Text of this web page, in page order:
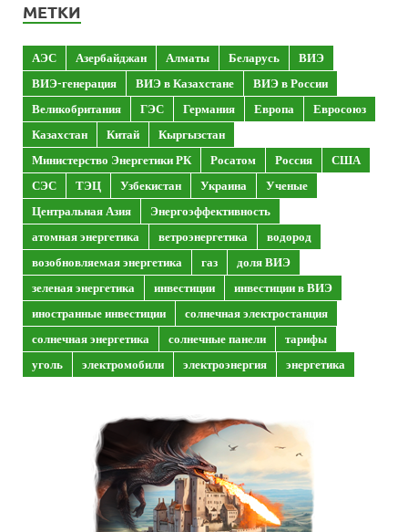
МЕТКИ
АЭС Азербайджан Алматы Беларусь
ВИЭ
ВИЭ-генерация
ВИЭ в Казахстане
ВИЭ в России
Великобритания
ГЭС Германия Европа
Евросоюз
Казахстан
Китай
Кыргызстан
Министерство Энергетики РК
Росатом Россия
США
СЭС
ТЭЦ Узбекистан Украина
Ученые
Центральная Азия
Энергоэффективность
атомная энергетика
ветроэнергетика
водород
возобновляемая энергетика
газ
доля ВИЭ
зеленая энергетика
инвестиции
инвестиции в ВИЭ
иностранные инвестиции
солнечная электростанция
солнечная энергетика
солнечные панели
тарифы
уголь
электромобили электроэнергия энергетика